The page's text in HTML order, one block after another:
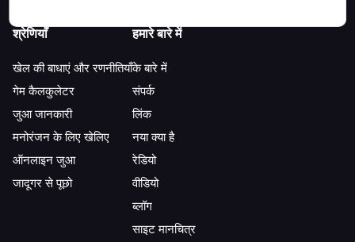
श्रेणियाँ
खेल की बाधाएं और रणनीतियाँ
गेम कैलकुलेटर
जुआ जानकारी
मनोरंजन के लिए खेलिए
ऑनलाइन जुआ
जादूगर से पूछो
हमारे बारे में
के बारे में
संपर्क
लिंक
नया क्या है
रेडियो
वीडियो
ब्लॉग
साइट मानचित्र